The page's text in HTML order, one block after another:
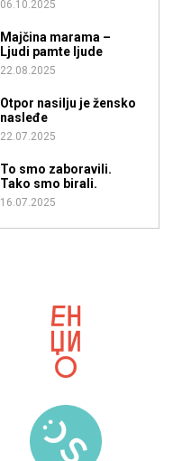
06.10.2025
Majčina marama –
Ljudi pamte ljude
22.08.2025
Otpor nasilju je žensko
nasleđe
22.07.2025
To smo zaboravili.
Tako smo birali.
16.07.2025